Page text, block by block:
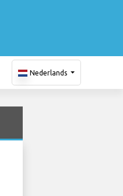
Nederlands